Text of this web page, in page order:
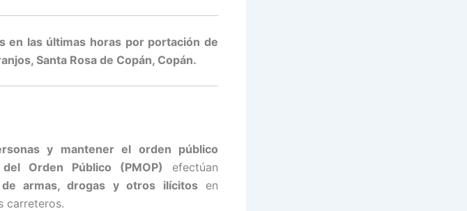
en las últimas horas por portación de
Santa Rosa de Copán, Copán.
y mantener el orden público
Orden Público (PMOP) efectúan
armas, drogas y otros ilícitosen
carreteros.